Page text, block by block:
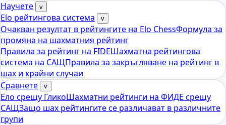
Научете
v
Elo рейтингова система v
Очакван резултат в рейтингите на Elo ChessФормула за
промяна на шахматния рейтинг
Правила за рейтинг на FIDEШахматна рейтингова
система на САЩПравила за закръгляване на рейтинг в
шах и крайни случаи
Сравнете
v
Ело срещу ГликоШахматни рейтинги на ФИДЕ срещу
САЩЗащо шах рейтингите се различават в различните
групи